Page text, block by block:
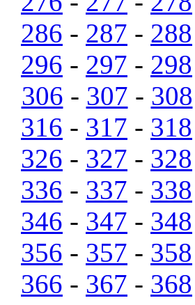
286 - 287 - 288
296 - 297 - 298
306 - 307 - 308
316 - 317 - 318
326 - 327 - 328
336 - 337 - 338
346 - 347 - 348
356 - 357 - 358
366 - 367 - 368